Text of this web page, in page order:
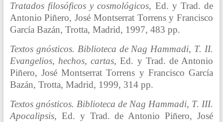
Tratados filosóficos y cosmológicos, Ed. y Trad. de
Antonio Piñero, José Montserrat Torrens y Francisco
García Bazán, Trotta, Madrid, 1997, 483 pp.
Textos gnósticos. Biblioteca de Nag Hammadi, T. II.
Evangelios, hechos, cartas, Ed. y Trad. de Antonio
Piñero, José Montserrat Torrens y Francisco García
Bazán, Trotta, Madrid, 1999, 314 pp.
Textos gnósticos. Biblioteca de Nag Hammadi, T. III.
Apocalipsis, Ed. y Trad. de Antonio Piñero, José